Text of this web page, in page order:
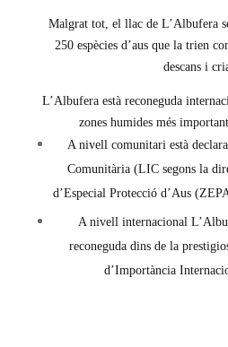
Malgrat tot, el llac de L’Albufera
250 espècies d’aus que la trien
descans i
L’Albufera està reconeguda
zones humides més
A nivell comunitari està
Comunitària (LIC segons la
d’Especial Protecció d’Aus
A nivell internacional
reconeguda dins de la
d’Importància